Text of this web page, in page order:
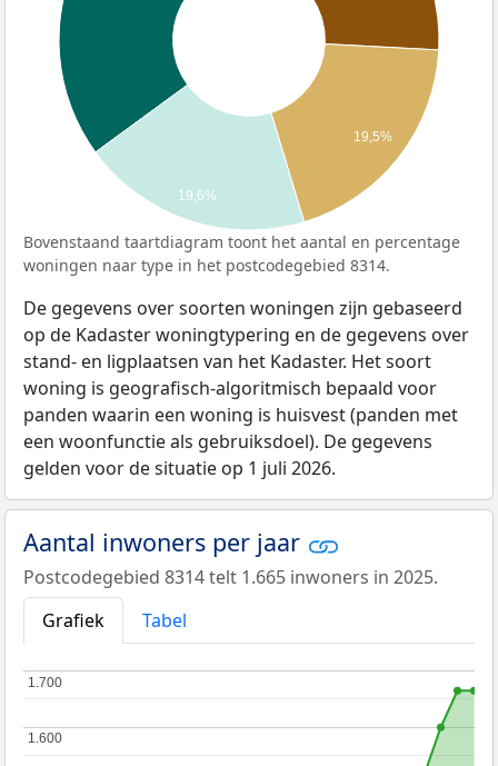
19,5%
19,6%
Bovenstaand taartdiagram toont het aantal en percentage
woningen naar type in het postcodegebied 8314.
De gegevens over soorten woningen zijn gebaseerd
op de Kadaster woningtypering en de gegevens over
stand- en ligplaatsen van het Kadaster. Het soort
woning is geografisch-algoritmisch bepaald voor
panden waarin een woning is huisvest (panden met
een woonfunctie als gebruiksdoel). De gegevens
gelden voor de situatie op 1 juli 2026.
Aantal inwoners per jaar
Postcodegebied 8314 telt 1.665 inwoners in 2025.
Grafiek
Tabel
1.600
1.600
1.700
1.700